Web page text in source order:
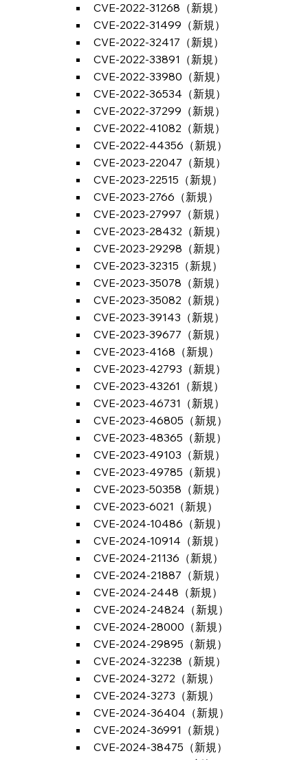
CVE-2022-31268（新規）
CVE-2022-31499（新規）
CVE-2022-32417（新規）
CVE-2022-33891（新規）
CVE-2022-33980（新規）
CVE-2022-36534（新規）
CVE-2022-37299（新規）
CVE-2022-41082（新規）
CVE-2022-44356（新規）
CVE-2023-22047（新規）
CVE-2023-22515（新規）
CVE-2023-2766（新規）
CVE-2023-27997（新規）
CVE-2023-28432（新規）
CVE-2023-29298（新規）
CVE-2023-32315（新規）
CVE-2023-35078（新規）
CVE-2023-35082（新規）
CVE-2023-39143（新規）
CVE-2023-39677（新規）
CVE-2023-4168（新規）
CVE-2023-42793（新規）
CVE-2023-43261（新規）
CVE-2023-46731（新規）
CVE-2023-46805（新規）
CVE-2023-48365（新規）
CVE-2023-49103（新規）
CVE-2023-49785（新規）
CVE-2023-50358（新規）
CVE-2023-6021（新規）
CVE-2024-10486（新規）
CVE-2024-10914（新規）
CVE-2024-21136（新規）
CVE-2024-21887（新規）
CVE-2024-2448（新規）
CVE-2024-24824（新規）
CVE-2024-28000（新規）
CVE-2024-29895（新規）
CVE-2024-32238（新規）
CVE-2024-3272（新規）
CVE-2024-3273（新規）
CVE-2024-36404（新規）
CVE-2024-36991（新規）
CVE-2024-38475（新規）